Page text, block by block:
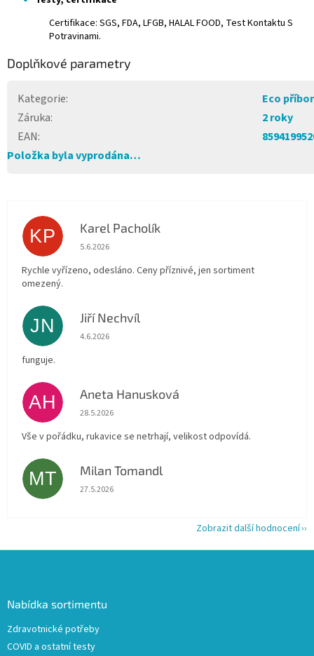
Certifikace: SGS, FDA, LFGB, HALAL FOOD, Test Kontaktu S
Potravinami.
Doplňkové parametry
Kategorie:
Eco
Záruka:
2 roky
EAN:
Položka byla vyprodána…
KP Karel Pacholík
Hodnocení obchodu je 4 z 5 hvězdiček.
5.6.2026
Rychle vyřízeno, odesláno. Ceny příznivé, jen sortiment
omezený.
JN Jiří Nechvíl
Hodnocení obchodu je 5 z 5 hvězdiček.
4.6.2026
funguje.
AH Aneta Hanusková
Hodnocení obchodu je 5 z 5 hvězdiček.
28.5.2026
Vše v pořádku, rukavice se netrhají, velikost odpovídá.
MT Milan Tomandl
Hodnocení obchodu je 5 z 5 hvězdiček.
27.5.2026
Zobrazit další hodnocení
Nabídka sortimentu
Zdravotnické potřeby
COVID a ostatní testy